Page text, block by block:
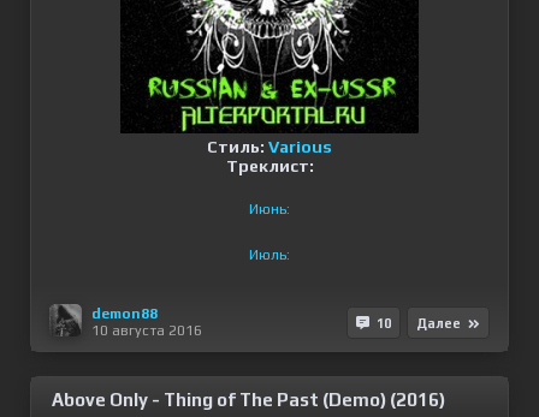
Стиль: Various
Треклист:
Июнь:
Июль:
demon88
10 августа 2016
10 Далее
Above Only - Thing of The Past (Demo) (2016)